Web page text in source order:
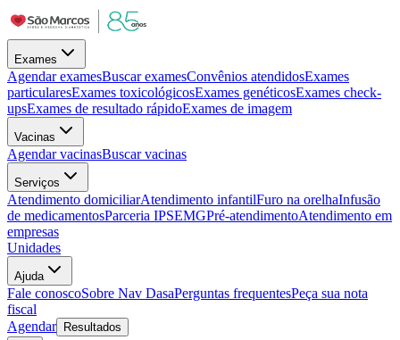
Exames
Agendar examesBuscar examesConvênios atendidosExames
particularesExames toxicológicosExames genéticosExames check-
upsExames de resultado rápidoExames de imagem
Vacinas
Agendar vacinasBuscar vacinas
Serviços
Atendimento domiciliarAtendimento infantilFuro na orelhaInfusão
de medicamentosParceria IPSEMGPré-atendimentoAtendimento em
empresas
Unidades
Ajuda
Fale conoscoSobre Nav DasaPerguntas frequentesPeça sua nota
fiscal
Agendar
Resultados